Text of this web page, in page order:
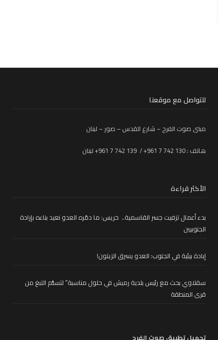
للتواصل مع موقعنا
مبنى صوت الفرح – شارع القدس – صور – لبنان
هاتف : 130 742 7 961+ / 139 742 7 961+ لبنان
الأكثر قراءة
بدء أعمال تزفيت جسر القاسمية.. خريس: ما دمّره العدو نعيد بناءه بإرادة
الجنوبيين
إبادة بيئية في الجنوب: العدو يسرق الزيتون!
سقلاوي بحث مع رئيس بلدية رميش في حلول مناسبة” لتسلُّم التبغ من
قرى المنطقة